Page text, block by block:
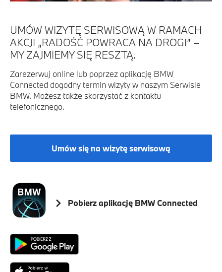
UMÓW WIZYTĘ SERWISOWĄ W RAMACH
AKCJI „RADOŚĆ POWRACA NA DROGI” –
MY ZAJMIEMY SIĘ RESZTĄ.
Zarezerwuj online lub poprzez aplikację BMW
Connected dogodny termin wizyty w naszym Serwisie
BMW. Możesz także skorzystać z kontaktu
telefonicznego.
Umów się na wizytę serwisową
Pobierz aplikację BMW Connected